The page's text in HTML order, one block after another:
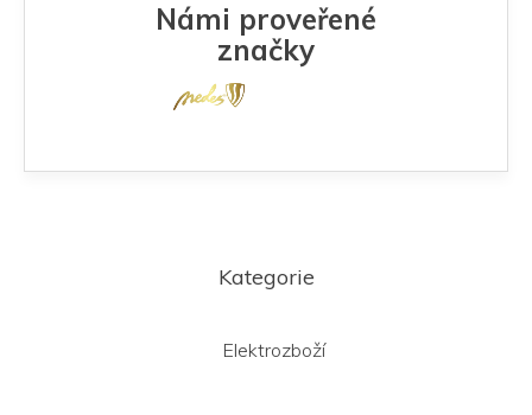
Námi proveřené
značky
Kategorie
Elektrozboží